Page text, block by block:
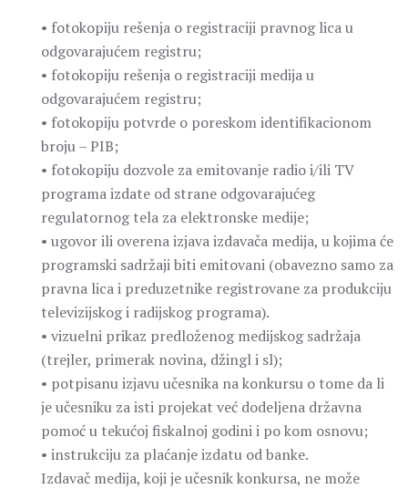
• fotokopiju rešenja o registraciji pravnog lica u
odgovarajućem registru;
• fotokopiju rešenja o registraciji medija u
odgovarajućem registru;
• fotokopiju potvrde o poreskom identifikacionom
broju – PIB;
• fotokopiju dozvole za emitovanje radio i/ili TV
programa izdate od strane odgovarajućeg
regulatornog tela za elektronske medije;
• ugovor ili overena izjava izdavača medija, u kojima će
programski sadržaji biti emitovani (obavezno samo za
pravna lica i preduzetnike registrovane za produkciju
televizijskog i radijskog programa).
• vizuelni prikaz predloženog medijskog sadržaja
(trejler, primerak novina, džingl i sl);
• potpisanu izjavu učesnika na konkursu o tome da li
je učesniku za isti projekat već dodeljena državna
pomoć u tekućoj fiskalnoj godini i po kom osnovu;
• instrukciju za plaćanje izdatu od banke.
Izdavač medija, koji je učesnik konkursa, ne može